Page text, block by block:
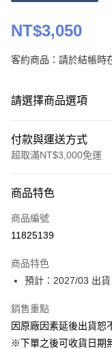
NT$3,050
客約商品：請於結帳時
請選擇商品選項
付款與運送方式
超取滿NT$3,000免運
信用卡一次付款
Apple Pay
運送方式
預購-付款後全家取貨(舊)
每筆NT$90，滿
商品特色
商品編號
11825139
商品特色
預計：2027/03 出貨
銷售重點
因原廠因素延後出貨恕
※下單之後可收貨日期